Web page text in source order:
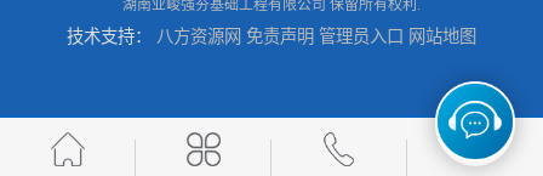
湖南强夯施工公司 湖南怀化强夯施工队伍公司厂房地基强夯施工
湖南业峻强夯基础工程有限公司 保留所有权利.
技术支持： 八方资源网 免责声明 管理员入口 网站地图